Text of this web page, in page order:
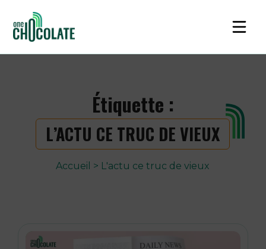
Étiquette :
L’ACTU CE TRUC DE VIEUX
Accueil > L'actu ce truc de vieux